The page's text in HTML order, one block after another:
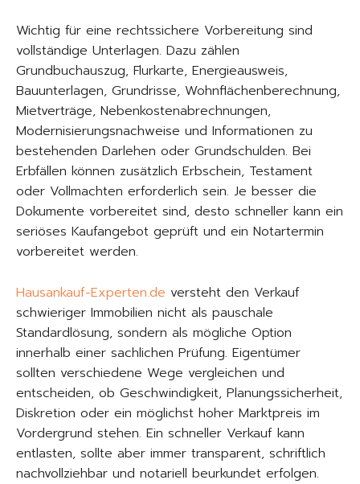
Wichtig für eine rechtssichere Vorbereitung sind
vollständige Unterlagen. Dazu zählen
Grundbuchauszug, Flurkarte, Energieausweis,
Bauunterlagen, Grundrisse, Wohnflächenberechnung,
Mietverträge, Nebenkostenabrechnungen,
Modernisierungsnachweise und Informationen zu
bestehenden Darlehen oder Grundschulden. Bei
Erbfällen können zusätzlich Erbschein, Testament
oder Vollmachten erforderlich sein. Je besser die
Dokumente vorbereitet sind, desto schneller kann ein
seriöses Kaufangebot geprüft und ein Notartermin
vorbereitet werden.
Hausankauf-Experten.de versteht den Verkauf
schwieriger Immobilien nicht als pauschale
Standardlösung, sondern als mögliche Option
innerhalb einer sachlichen Prüfung. Eigentümer
sollten verschiedene Wege vergleichen und
entscheiden, ob Geschwindigkeit, Planungssicherheit,
Diskretion oder ein möglichst hoher Marktpreis im
Vordergrund stehen. Ein schneller Verkauf kann
entlasten, sollte aber immer transparent, schriftlich
nachvollziehbar und notariell beurkundet erfolgen.